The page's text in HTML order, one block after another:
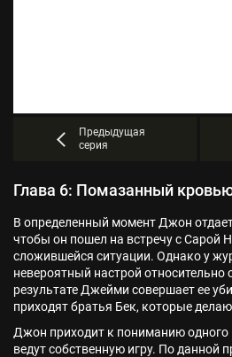
Предыдущая
серия
Глава 6: Помазанный
В определенный момент Джон
чтобы он пошел на встречу с Сарой
сложившейся ситуации. Однако у
невероятный настрой относительно
результате Джейми совершает ее
приходят братья Бек, которые
Джон приходит к пониманию одного
ведут собственную игру. По данной